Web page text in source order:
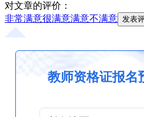
对文章的评价：
非常满意很满意满意不满意
教师资格证报名